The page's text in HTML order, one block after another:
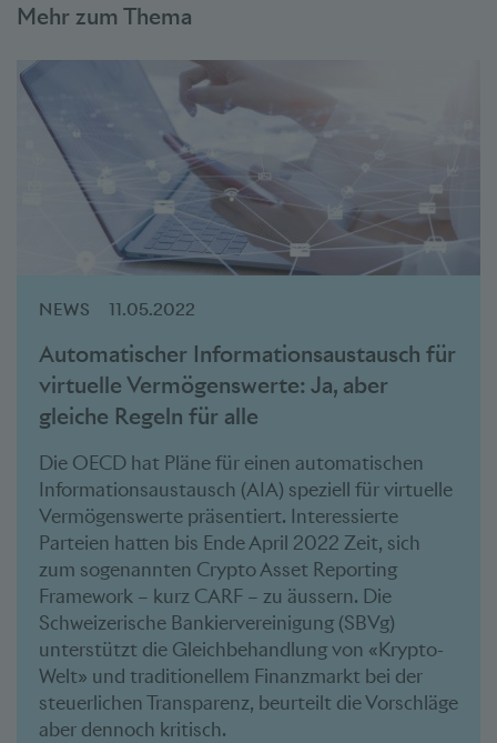
Mehr zum Thema
NEWS 11.05.2022
Automatischer Informationsaustausch für
virtuelle Vermögenswerte: Ja, aber
gleiche Regeln für alle
Die OECD hat Pläne für einen automatischen
Informationsaustausch (AIA) speziell für virtuelle
Vermögenswerte präsentiert. Interessierte
Parteien hatten bis Ende April 2022 Zeit, sich
zum sogenannten Crypto Asset Reporting
Framework – kurz CARF – zu äussern. Die
Schweizerische Bankiervereinigung (SBVg)
unterstützt die Gleichbehandlung von «Krypto-
Welt» und traditionellem Finanzmarkt bei der
steuerlichen Transparenz, beurteilt die Vorschläge
aber dennoch kritisch.